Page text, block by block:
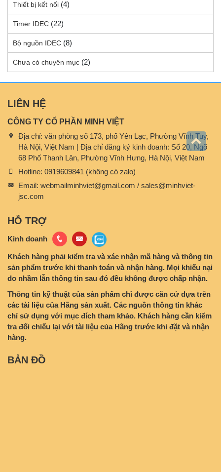
Thiết bị kết nối (4)
Timer IDEC (22)
Bộ nguồn IDEC (8)
Chưa có chuyên mục (2)
LIÊN HỆ
CÔNG TY CỔ PHẦN MINH VIỆT
Địa chỉ: văn phòng số 173, phố Yên Lạc, Phường Vĩnh Tuy,
Hà Nội, Việt Nam | Địa chỉ đăng ký kinh doanh: Số 20, Ngõ
68 Phố Thanh Lân, Phường Vĩnh Hưng, Hà Nội, Việt Nam
Hotline: 0919609841 (không có zalo)
Email: webmailminhviet@gmail.com / sales@minhviet-
jsc.com
HỖ TRỢ
Kinh doanh
Khách hàng phải kiểm tra và xác nhận mã hàng và thông tin
sản phẩm trước khi thanh toán và nhận hàng. Mọi khiếu nại
do nhầm lẫn thông tin sau đó đều không được chấp nhận.
Thông tin kỹ thuật của sản phẩm chỉ được căn cứ dựa trên
các tài liệu của Hãng sản xuất. Các nguồn thông tin khác
chỉ sử dụng với mục đích tham khảo. Khách hàng cần kiểm
tra đối chiếu lại với tài liệu của Hãng trước khi đặt và nhận
hàng.
BẢN ĐỒ